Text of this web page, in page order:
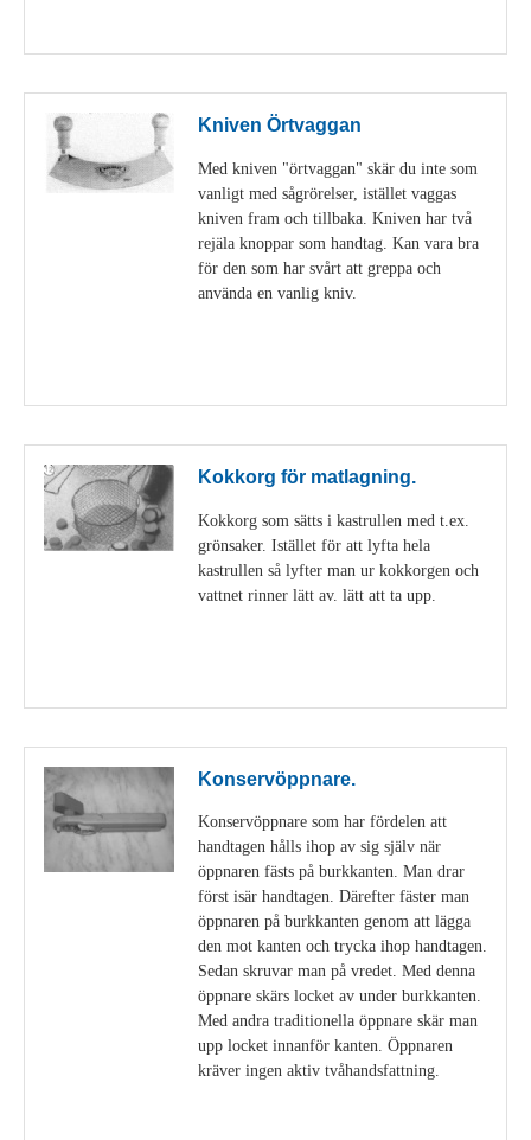
Kniven Örtvaggan
Med kniven "örtvaggan" skär du inte som
vanligt med sågrörelser, istället vaggas
kniven fram och tillbaka. Kniven har två
rejäla knoppar som handtag. Kan vara bra
för den som har svårt att greppa och
använda en vanlig kniv.
Kokkorg för matlagning.
Kokkorg som sätts i kastrullen med t.ex.
grönsaker. Istället för att lyfta hela
kastrullen så lyfter man ur kokkorgen och
vattnet rinner lätt av. lätt att ta upp.
Konservöppnare.
Konservöppnare som har fördelen att
handtagen hålls ihop av sig själv när
öppnaren fästs på burkkanten. Man drar
först isär handtagen. Därefter fäster man
öppnaren på burkkanten genom att lägga
den mot kanten och trycka ihop handtagen.
Sedan skruvar man på vredet. Med denna
öppnare skärs locket av under burkkanten.
Med andra traditionella öppnare skär man
upp locket innanför kanten. Öppnaren
kräver ingen aktiv tvåhandsfattning.